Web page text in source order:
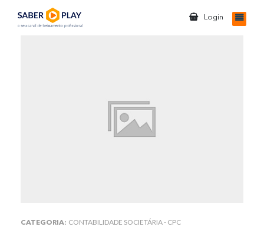
Login
CATEGORIA: CONTABILIDADE SOCIETÁRIA - CPC